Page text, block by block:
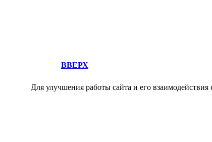
ВВЕРХ
Для улучшения работы сайта и его